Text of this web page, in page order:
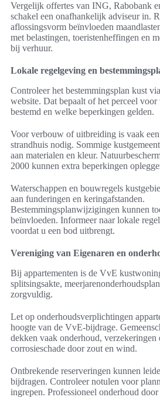
Vergelijk offertes van ING, Rabobank
schakel een onafhankelijk adviseur in.
aflossingsvorm beïnvloeden
met belastingen, toeristenheffingen en
bij verhuur.
Lokale regelgeving en
Controleer het bestemmingsplan kust
website. Dat bepaalt of het perceel
bestemd en welke beperkingen gelden.
Voor verbouw of uitbreiding is vaak
strandhuis nodig. Sommige
aan materialen en kleur.
2000 kunnen extra beperkingen
Waterschappen en bouwregels
aan funderingen en keringafstanden.
Bestemmingsplanwijzigingen kunnen
beïnvloeden. Informeer naar lokale
voordat u een bod uitbrengt.
Vereniging van Eigenaren en
Bij appartementen is de VvE
splitsingsakte,
zorgvuldig.
Let op onderhoudsverplichtingen
hoogte van de VvE-bijdrage.
dekken vaak onderhoud, verzekeringen
corrosieschade door zout en wind.
Ontbrekende reserveringen kunnen
bijdragen. Controleer notulen voor
ingrepen. Professioneel onderhoud